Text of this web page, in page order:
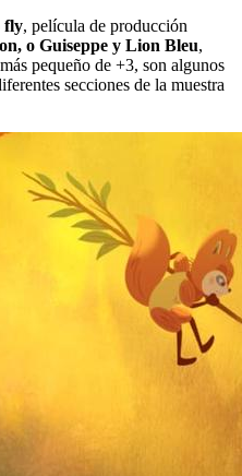
fly, película de producción
o Guiseppe y Lion Bleu,
pequeño de +3, son algunos
secciones de la muestra